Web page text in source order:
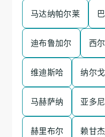
马达纳帕尔莱
迪布鲁加尔 西
维迪斯哈 纳尔
马赫萨纳 亚多尼
赫里布尔 赖甘杰